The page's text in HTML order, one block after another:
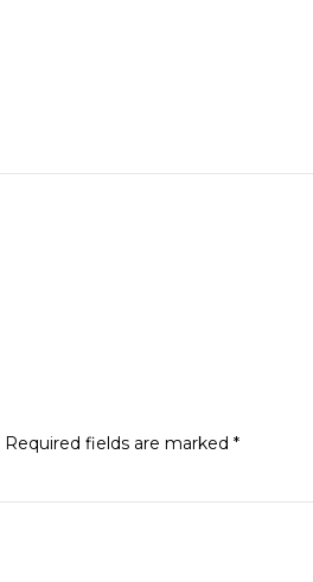
Required fields are marked *